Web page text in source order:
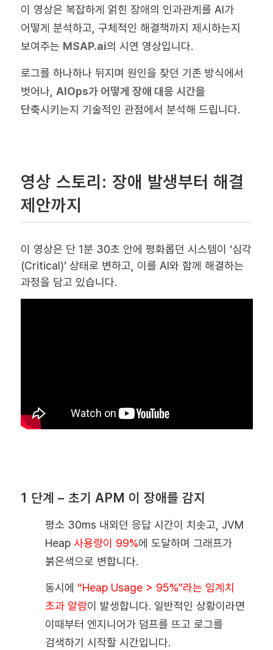
이 영상은 복잡하게 얽힌 장애의 인과관계를 AI가
어떻게 분석하고, 구체적인 해결책까지 제시하는지
보여주는 MSAP.ai의 시연 영상입니다.
로그를 하나하나 뒤지며 원인을 찾던 기존 방식에서
벗어나, AIOps가 어떻게 장애 대응 시간을
단축시키는지 기술적인 관점에서 분석해 드립니다.
영상 스토리: 장애 발생부터 해결
제안까지
이 영상은 단 1분 30초 안에 평화롭던 시스템이 ‘심각
(Critical)’ 상태로 변하고, 이를 AI와 함께 해결하는
과정을 담고 있습니다.
1 단계 – 초기 APM 이 장애를 감지
평소 30ms 내외던 응답 시간이 치솟고, JVM
Heap 사용량이 99%에 도달하며 그래프가
붉은색으로 변합니다.
동시에 “Heap Usage > 95%”라는 임계치
초과 알람이 발생합니다. 일반적인 상황이라면
이때부터 엔지니어가 덤프를 뜨고 로그를
검색하기 시작할 시간입니다.